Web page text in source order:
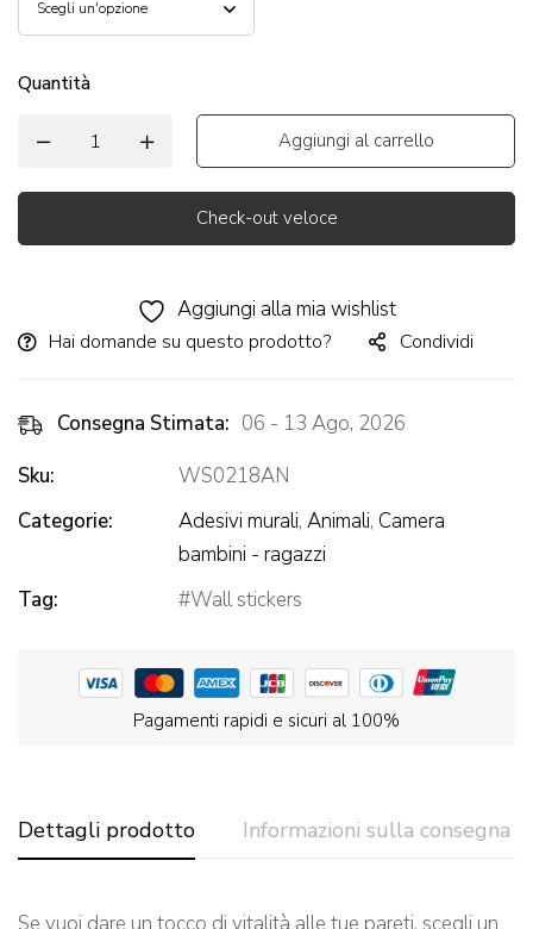
Quantità
Aggiungi al carrello
Check-out veloce
Aggiungi alla mia wishlist
Hai domande su questo prodotto? Condividi
Consegna Stimata: 06 - 13 Ago, 2026
Sku:
WS0218AN
Categorie:
Adesivi murali, Animali, Camera
bambini - ragazzi
Tag:
Wall stickers
Pagamenti rapidi e sicuri al 100%
Dettagli prodotto Informazioni sulla consegna